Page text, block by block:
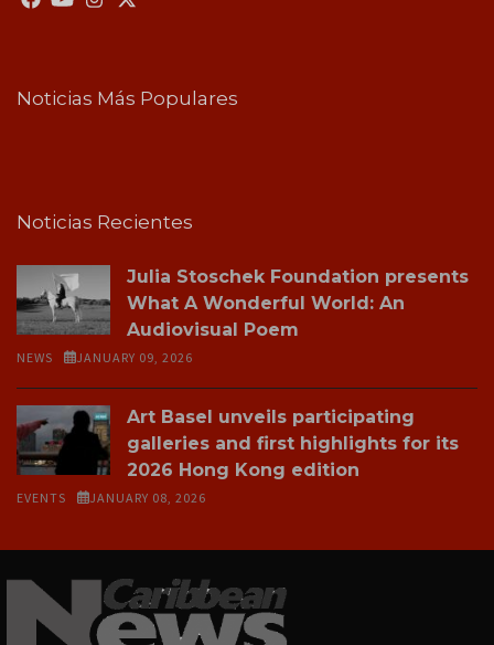
Noticias Más Populares
Noticias Recientes
Julia Stoschek Foundation presents
What A Wonderful World: An
Audiovisual Poem
NEWS JANUARY 09, 2026
Art Basel unveils participating
galleries and first highlights for its
2026 Hong Kong edition
EVENTS JANUARY 08, 2026